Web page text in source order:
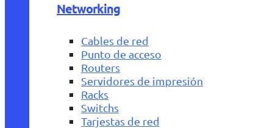
Networking
Cables de red
Punto de acceso
Routers
Servidores de impresión
Racks
Switchs
Tarjestas de red